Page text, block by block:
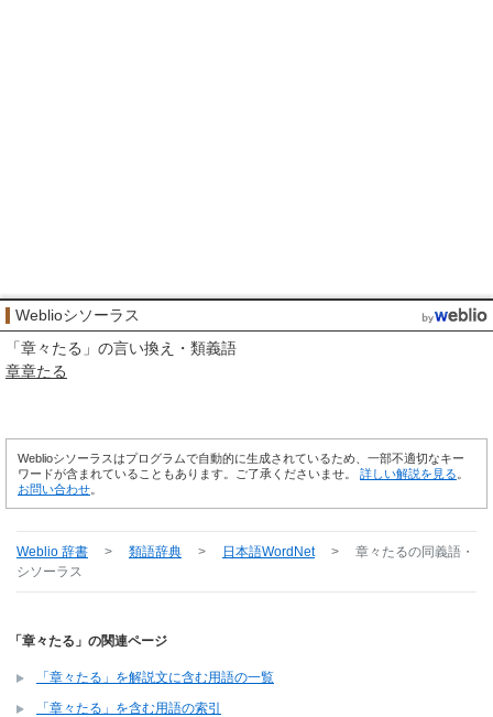
Weblioシソーラス
「章々たる 」の言い換え・類義語
章章たる
Weblioシソーラスはプログラムで自動的に生成されているため、一部不適切なキー
ワードが含まれていることもあります。ご了承くださいませ。 詳しい解説を見る
お問い合わせ
Weblio 辞書 > 類語辞典 > 日本語WordNet > 章々たるの同義語・
シソーラス
「章々たる」の関連ページ
「章々たる」を解説文に含む用語の一覧
「章々たる」を含む用語の索引